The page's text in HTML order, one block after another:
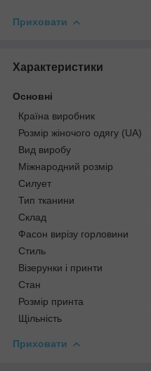
Приховати
Характеристики
Основні
Країна виробник
Розмір жіночого одягу (UA)
Вид виробу
Міжнародний розмір
Силует
Тип тканини
Склад
Фасон вирізу горловини
Стиль
Візерунки і принти
Стан
Розмір принта
Щільність
Приховати